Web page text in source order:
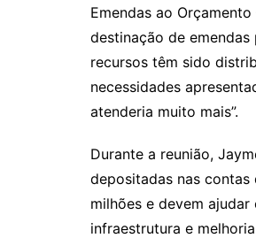
Emendas ao
destinação de
recursos têm sido
necessidades
atenderia muito mais”.
Durante a reunião,
depositadas nas contas
milhões e devem
infraestrutura e